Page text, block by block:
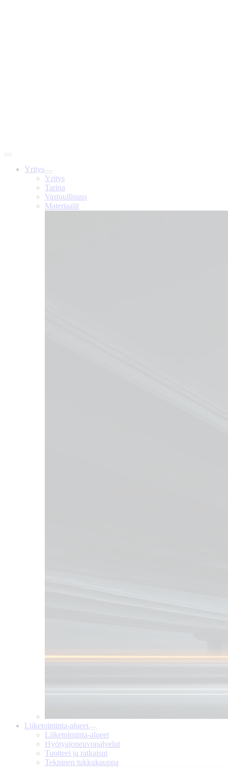
Yritys
Yritys
Tarina
Vastuullisuus
Materiaalit
Liiketoiminta-alueet
Liiketoiminta-alueet
Hyötyajoneuvopalvelut
Tuotteet ja ratkaisut
Tekninen tukkukauppa